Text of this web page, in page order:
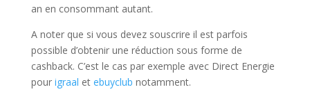
an en consommant autant.
A noter que si vous devez souscrire il est parfois
possible d’obtenir une réduction sous forme de
cashback. C’est le cas par exemple avec Direct Energie
pour igraal et ebuyclub notamment.